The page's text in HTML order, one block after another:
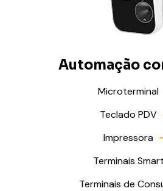
Automação
Microterminal
Teclado PDV
Impressora
Terminais Smart
Terminais de